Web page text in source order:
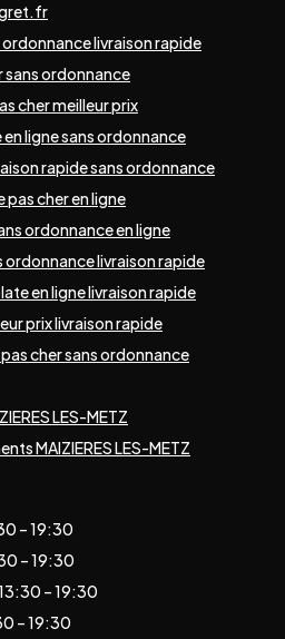
livraison rapide
sans ordonnance
cher meilleur prix
ligne sans ordonnance
rapide sans ordonnance
cher en ligne
ordonnance en ligne
ordonnance livraison rapide
en ligne livraison rapide
prix livraison rapide
cher sans ordonnance
LES-METZ
MAIZIERES LES-METZ
– 19:30
– 19:30
– 19:30
– 19:30